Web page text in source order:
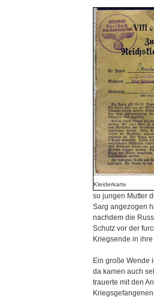
Kleiderkarte
so jungen Mutter
Sarg angezogen
nachdem die
Schutz vor der
Kriegsende in
Ein große Wende
da kamen auch
trauerte mit den